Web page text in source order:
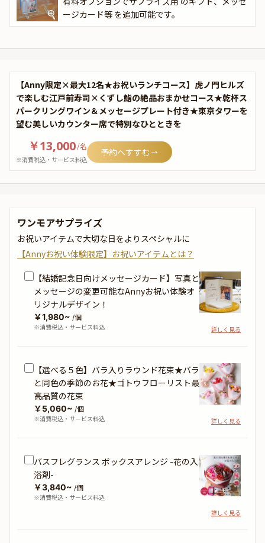
ージカード等 を追加可能です。
【Anny限定×最大12名★お祝いランチコース】虎ノ門ヒルズ
で楽しむ江戸前寿司×くずし鮨の絶品おまかせコース★乾杯ス
パークリングワイン＆メッセージプレート付き★東京タワーを
望む美しいカウンター席で特別なひとときを
￥13,000/名
※消費税込・サービス料込
予約へすすむ
ワンモアサプライズ
お祝いアイテムで大切な日をよりスペシャルに
【Annyお祝い体験限定】お祝いアイテムとは？
【結婚記念日向けメッセージカード】写真と
メッセージの変更可能なAnnyお祝い体験オ
リジナルデザイン！
￥1,980~ /個
※消費税込・サービス料込
詳しく見る
【選べる５色】バラ入りラウンド花束★バラ
と同色の季節のお花★ゴトウフローリスト最
高品質の花束
￥5,060~ /個
※消費税込・サービス料込
詳しく見る
バスフレグランス ボックスアレンジ -花の入
浴剤-
￥3,840~ /個
※消費税込・サービス料込
詳しく見る